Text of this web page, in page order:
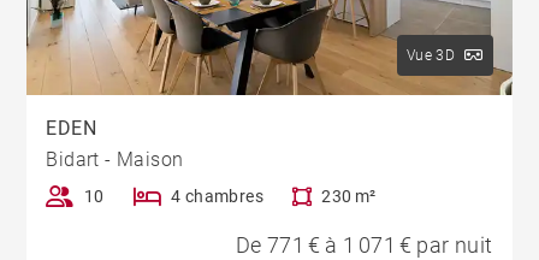
Vue 3D
EDEN
Bidart - Maison
10 4 chambres 230 m²
De 771 € à 1 071 € par nuit